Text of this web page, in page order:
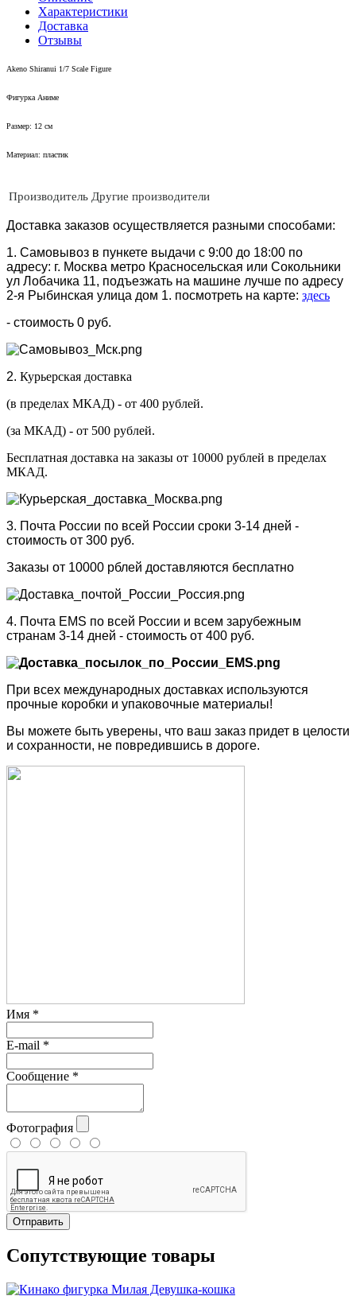
Характеристики
Доставка
Отзывы
Akeno Shiranui 1/7 Scale Figure
Фигурка Аниме
Размер: 12 см
Материал: пластик
Производитель Другие производители
Доставка заказов осуществляется разными способами:
1. Самовывоз в пункете выдачи с 9:00 до 18:00 по
адресу: г. Москва метро Красносельская или Сокольники
ул Лобачика 11, подъезжать на машине лучше по адресу
2-я Рыбинская улица дом 1. посмотреть на карте: здесь
- стоимость 0 руб.
2. Курьерская доставка
(в пределах МКАД) - от 400 рублей.
(за МКАД) - от 500 рублей.
Бесплатная доставка на заказы от 10000 рублей в пределах
МКАД.
3. Почта России по всей России сроки 3-14 дней -
стоимость от 300 руб.
Заказы от 10000 рблей доставляются бесплатно
4. Почта EMS по всей России и всем зарубежным
странам 3-14 дней - стоимость от 400 руб.
При всех международных доставках используются
прочные коробки и упаковочные материалы!
Вы можете быть уверены, что ваш заказ придет в целости
и сохранности, не повредившись в дороге.
Имя *
E-mail *
Сообщение *
Фотография
Отправить
Сопутствующие товары